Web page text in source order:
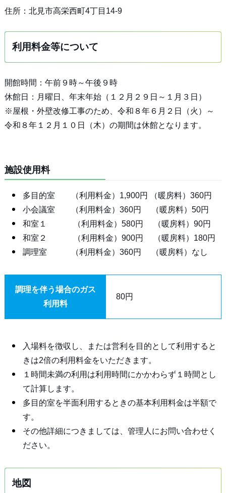
住所：北見市高栄西町4丁目14-9
利用料金等について
開館時間：午前９時～午後９時
休館日：月曜日、年末年始（１２月２９日～１月３日）
※屋根・外壁改修工事のため、令和８年６月２日（火）～
令和８年１２月１０日（木）の期間は休館となります。
施設使用料
多目的室 （利用料金）1,900円 （暖房料）360円
小会議室 （利用料金）360円 （暖房料）50円
和室１ （利用料金）580円 （暖房料）90円
和室２ （利用料金）900円 （暖房料）180円
調理室 （利用料金）360円 （暖房料）なし
調理を伴う場合のガス
利用料
80円
入場料を徴収し、または営利を目的として利用すると
きは2倍の利用料金をいただきます。
１時間未満の利用は利用時間にかかわらず１時間とし
て計算します。
多目的室を半面利用するときの基本利用料金は半額で
す。
その他詳細につきましては、管理人にお問い合わせく
ださい。
地図